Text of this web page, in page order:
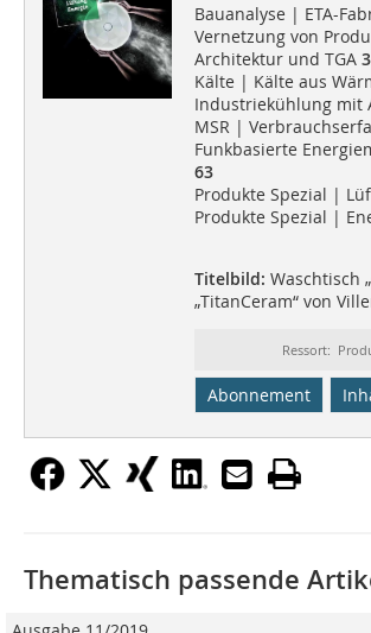
Bauanalyse | ETA-
Vernetzung von
Architektur und TGA
Kälte | Kälte aus
Industriekühlung mit
MSR |
Funkbasierte
63
Produkte Spezial |
Produkte Spezial |
Titelbild: Waschtisch
„TitanCeram“ von
Ressort:
Abonnement
Thematisch passende